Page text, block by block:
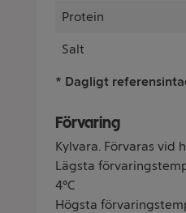
Protein
Salt
* Dagligt
Förvaring
Kylvara. Förvaras vid
Lägsta
4°C
Högsta